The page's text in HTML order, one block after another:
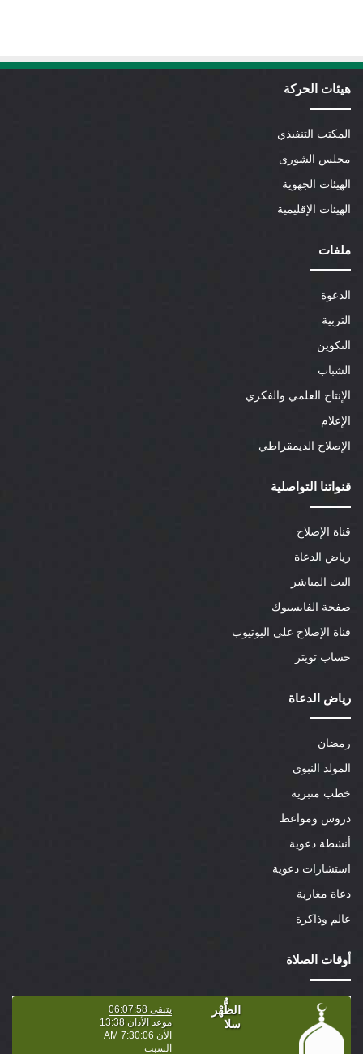
هيئات الحركة
المكتب التنفيذي
مجلس الشورى
الهيئات الجهوية
الهيئات الإقليمية
ملفات
الدعوة
التربية
التكوين
الشباب
الإنتاج العلمي والفكري
الإعلام
الإصلاح الديمقراطي
قنواتنا التواصلية
قناة الإصلاح
رياض الدعاة
البث المباشر
صفحة الفايسبوك
قناة الإصلاح على اليوتيوب
حساب تويتر
رياض الدعاة
رمضان
المولد النبوي
خطب منبرية
دروس ومواعظ
أنشطة دعوية
استشارات دعوية
دعاة مغاربة
عالم وذاكرة
أوقات الصلاة